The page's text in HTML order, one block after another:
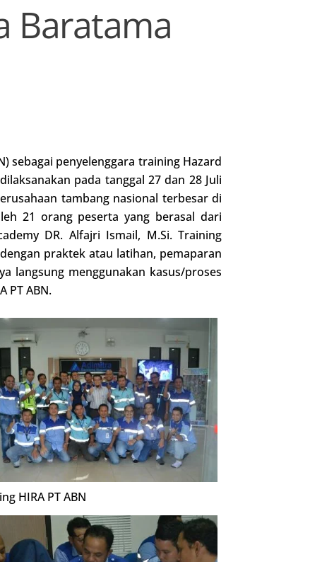
Baratama
sebagai penyelenggara training Hazard
pada tanggal 27 dan 28 Juli
tambang nasional terbesar di
21 orang peserta yang berasal dari
DR. Alfajri Ismail, M.Si. Training
praktek atau latihan, pemaparan
langsung menggunakan kasus/proses
PT ABN.
HIRA PT ABN